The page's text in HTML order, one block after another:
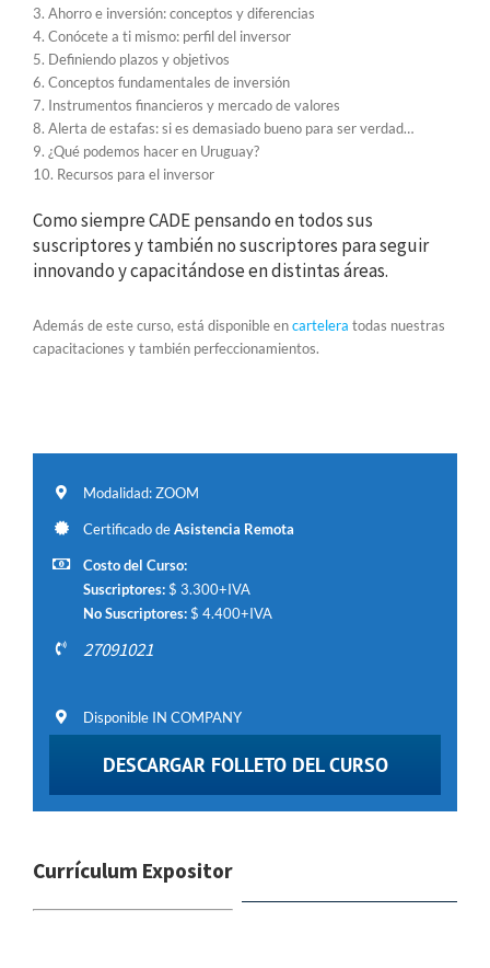
3. Ahorro e inversión: conceptos y diferencias
4. Conócete a ti mismo: perfil del inversor
5. Definiendo plazos y objetivos
6. Conceptos fundamentales de inversión
7. Instrumentos financieros y mercado de valores
8. Alerta de estafas: si es demasiado bueno para ser verdad…
9. ¿Qué podemos hacer en Uruguay?
10. Recursos para el inversor
Como siempre CADE pensando en todos sus
suscriptores y también no suscriptores para seguir
innovando y capacitándose en distintas áreas.
Además de este curso, está disponible encartelera todas nuestras
capacitaciones y también perfeccionamientos.
Modalidad: ZOOM
Certificado deAsistencia Remota
Costo del Curso:
Suscriptores:$ 3.300+IVA
No Suscriptores:$ 4.400+IVA
27091021
Disponible IN COMPANY
DESCARGAR FOLLETO DEL CURSO
Currículum Expositor